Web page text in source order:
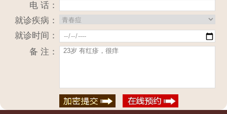
电 话：
就诊疾病：
就诊时间：
备 注：